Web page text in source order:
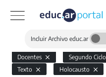
Incluir Archivo educ.ar
Docentes Segundo Ciclo
Texto
Holocausto